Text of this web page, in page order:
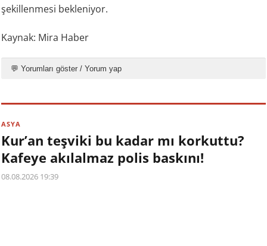
şekillenmesi bekleniyor.
Kaynak: Mira Haber
💬 Yorumları göster / Yorum yap
ASYA
Kur’an teşviki bu kadar mı korkuttu?
Kafeye akılalmaz polis baskını!
08.08.2026 19:39